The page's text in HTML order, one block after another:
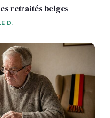
retraités belges
D.